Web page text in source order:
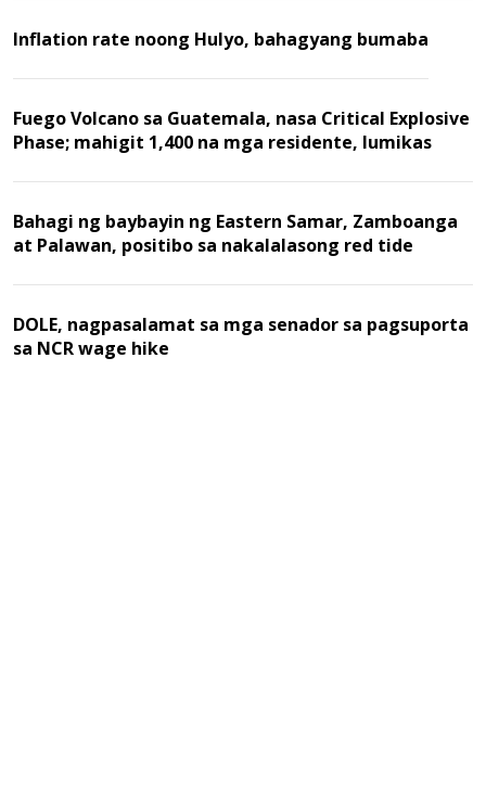
Inflation rate noong Hulyo, bahagyang bumaba
Fuego Volcano sa Guatemala, nasa Critical Explosive
Phase; mahigit 1,400 na mga residente, lumikas
Bahagi ng baybayin ng Eastern Samar, Zamboanga
at Palawan, positibo sa nakalalasong red tide
DOLE, nagpasalamat sa mga senador sa pagsuporta
sa NCR wage hike